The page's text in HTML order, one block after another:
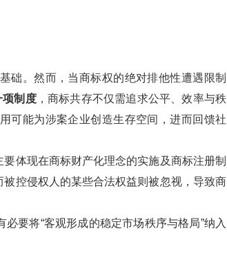
础。然而，当商标权的绝对排他性遭遇限制
项制度，商标共存不仅需追求公平、效率与秩
可能为涉案企业创造生存空间，进而回馈社
体现在商标财产化理念的实施及商标注册制
控侵权人的某些合法权益则被忽视，导致商
要将“客观形成的稳定市场秩序与格局”纳入